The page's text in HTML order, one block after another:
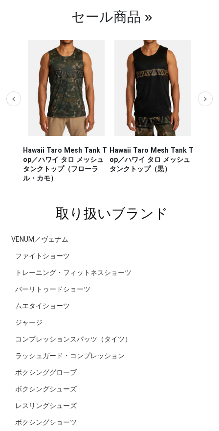
セール商品 »
Hawaii Taro Mesh Tank T
op／ハワイ タロ メッシュ
タンクトップ（フローラ
ル・カモ）
Hawaii Taro Mesh Tank T
op／ハワイ タロ メッシュ
タンクトップ（黒）
取り扱いブランド
VENUM／ヴェナム
ファイトショーツ
トレーニング・フィットネスショーツ
バーリトゥードショーツ
ムエタイショーツ
ジャージ
コンプレッションスパッツ（タイツ）
ラッシュガード・コンプレッション
ボクシンググローブ
ボクシングシューズ
レスリングシューズ
ボクシングショーツ